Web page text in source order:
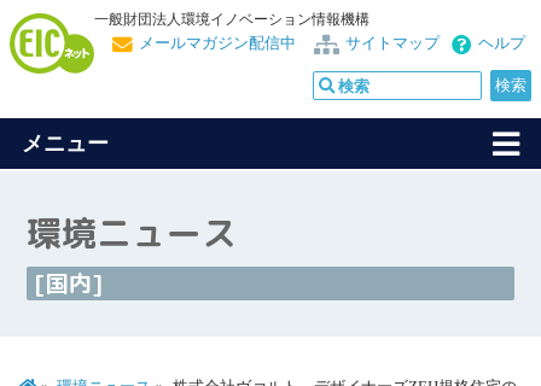
一般財団法人環境イノベーション情報機構
ヘルプ
サイトマップ
メールマガジン配信中
メニュー
環境ニュース
[国内]